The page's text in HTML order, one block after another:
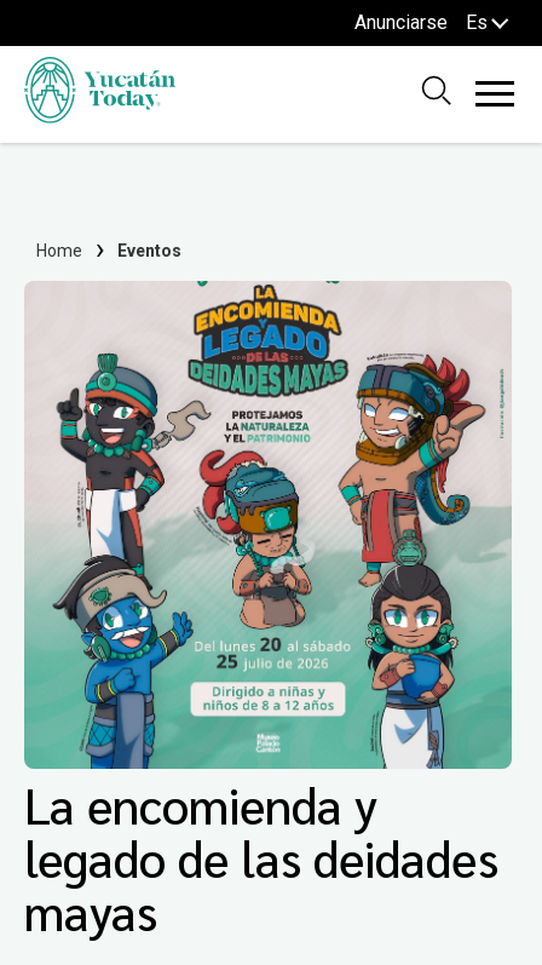
Anunciarse Es
Home Eventos
La encomienda y
legado de las deidades
mayas